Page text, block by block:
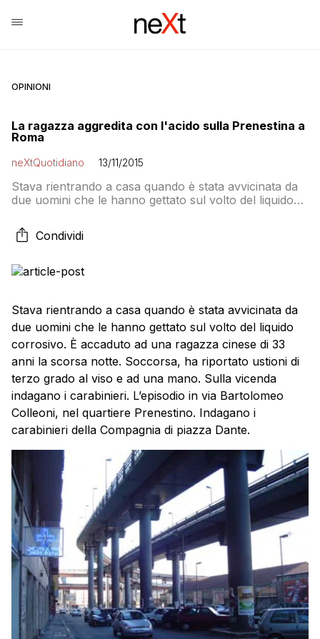
OPINIONI
La ragazza aggredita con l'acido sulla Prenestina a
Roma
neXtQuotidiano 13/11/2015
Stava rientrando a casa quando è stata avvicinata da
due uomini che le hanno gettato sul volto del liquido
anni la scorsa notte. Soccorsa, ha riportato ustioni di
terzo grado al viso e ad una mano. Sulla vicenda
Colleoni, nel […]
Condividi
Stava rientrando a casa quando è stata avvicinata da
due uomini che le hanno gettato sul volto del liquido
corrosivo. È accaduto ad una ragazza cinese di 33
anni la scorsa notte. Soccorsa, ha riportato ustioni di
terzo grado al viso e ad una mano. Sulla vicenda
indagano i carabinieri. L’episodio in via Bartolomeo
Colleoni, nel quartiere Prenestino. Indagano i
carabinieri della Compagnia di piazza Dante.